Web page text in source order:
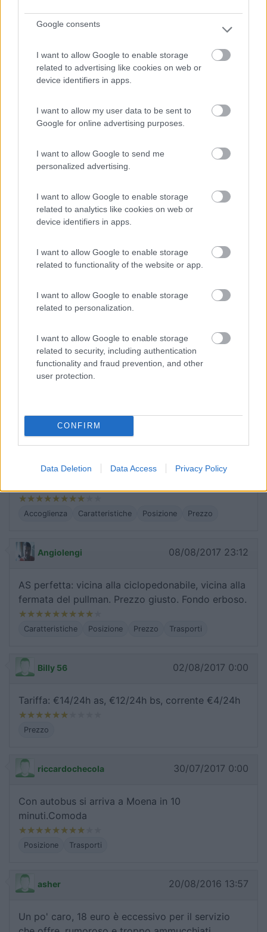
Google consents
I want to allow Google to enable storage
related to advertising like cookies on web or
device identifiers in apps.
I want to allow my user data to be sent to
Google for online advertising purposes.
I want to allow Google to send me
personalized advertising.
I want to allow Google to enable storage
related to analytics like cookies on web or
device identifiers in apps.
I want to allow Google to enable storage
related to functionality of the website or app.
I want to allow Google to enable storage
related to personalization.
I want to allow Google to enable storage
related to security, including authentication
functionality and fraud prevention, and other
user protection.
CONFIRM
Data Deletion Data Access Privacy Policy
daliaqui
Ottima area camper. Gestori gentilissimi. Fondo
erboso. Prato per sosta in piano con molte
colonnine per l'allaccio 220v. 2 barbecue a
organizzata. Nessun limite di durata alla sosta.
Area validissima per sosta a Moena che dista circa
pedonale, che parte al centro dell'area. In inverno
trasformata in pista di fondo e ciaspole o
Coop e Eurospin. In alternativa servizio bus a 150
m. Costo in alta stagione € 16 + 4 per il 220 v.
Attenzione nelle immediate vicinanze non esistono
centri commerciali. Raccomandata sia in estate
che in inverno. Accettate carte credito e
dell'assenza, nelle immediate vicinanze, di esercizi
commerciali.
Accessibilità Accoglienza Caratteristiche
Posizione
Prezzo
Pulizia Punto ristoro Servizi Trasporti
Area di buona posizione e ben fornita di posti,
facendo la passeggiata a fianco del fiume e
Accoglienza Caratteristiche Posizione Prezzo
Angiolengi 08/08/2017 23:12
AS perfetta: vicina alla ciclopedonabile, vicina alla
fermata del pullman. Prezzo giusto. Fondo erboso.
Caratteristiche Posizione Prezzo Trasporti
Billy 56 02/08/2017 0:00
Tariffa: €14/24h as, €12/24h bs, corrente €4/24h
Prezzo
riccardochecola 30/07/2017 0:00
Con autobus si arriva a Moena in 10
minuti.Comoda
Posizione Trasporti
asher 20/08/2016 13:57
Un po' caro, 18 euro è eccessivo per il servizio